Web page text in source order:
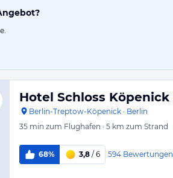
Hotel Schloss
Berlin-Treptow-Köpenick · Berlin
35 min zum Flughafen · 5 km zum Strand
68% 3,8 / 6 594 Bewertungen